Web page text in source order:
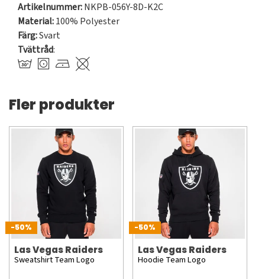
Artikelnummer:NKPB-056Y-8D-K2C
Material:100% Polyester
Färg:Svart
Tvättråd:
Fler produkter
-50%
Las Vegas Raiders
Sweatshirt Team Logo
-50%
Las Vegas Raiders
Hoodie Team Logo